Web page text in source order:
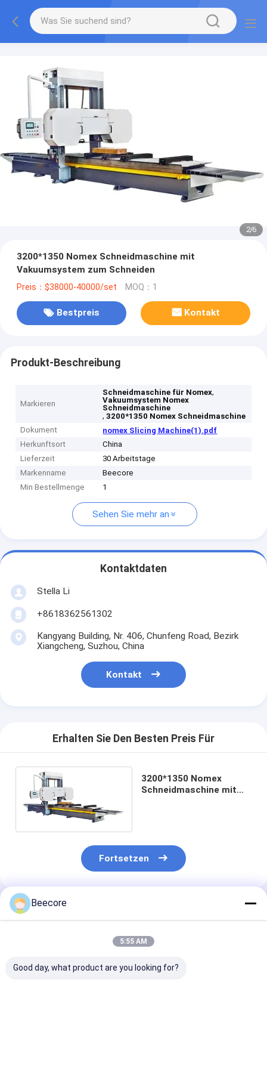
2/6
3200*1350 Nomex Schneidmaschine mit
Vakuumsystem zum Schneiden
Preis：$38000-40000/set MOQ：1
Bestpreis Kontakt
Produkt-Beschreibung
Markieren
Schneidmaschine für Nomex,
Vakuumsystem Nomex
Schneidmaschine
,3200*1350 Nomex Schneidmaschine
Dokument
nomex Slicing Machine(1).pdf
Herkunftsort
China
Lieferzeit
30 Arbeitstage
Markenname
Beecore
Min Bestellmenge
1
Sehen Sie mehr an
Kontaktdaten
Stella Li
+8618362561302
Kangyang Building, Nr. 406, Chunfeng Road, Bezirk
Xiangcheng, Suzhou, China
Kontakt
Erhalten Sie Den Besten Preis Für
3200*1350 Nomex
Schneidmaschine mit
Fortsetzen
Empfohlene Produkte
Beecore
5:55 AM
Good day, what product are you looking for?